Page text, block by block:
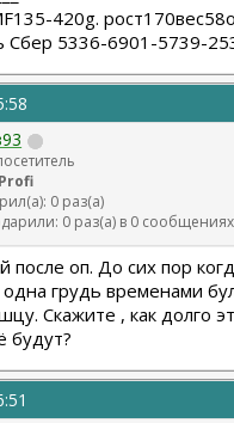
420g.
Сбер 5336-6901-5739-
0 раз(а)
0 раз(а) в 0 сообщениях
после оп. До сих пор
грудь временами
Скажите , как долго